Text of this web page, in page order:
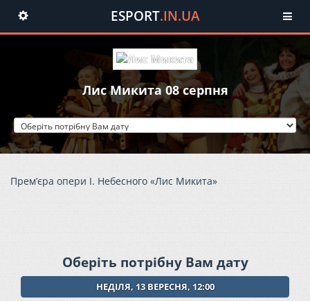
Toggle
navigation
ESPORT.IN.UA
Лис Микита 08 серпня
Прем’єра опери І. Небесного «Лис Микита»
Оберіть потрібну Вам дату
НЕДІЛЯ, 13 ВЕРЕСНЯ, 12:00